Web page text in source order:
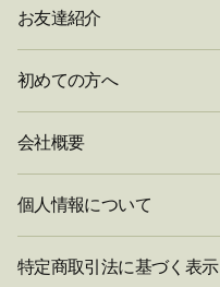
お友達紹介
初めての方へ
会社概要
個人情報について
特定商取引法に基づく表示